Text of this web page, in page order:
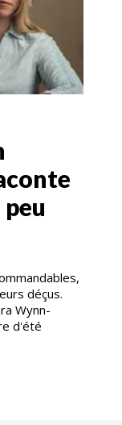
déçus.
Wynn-
d'été